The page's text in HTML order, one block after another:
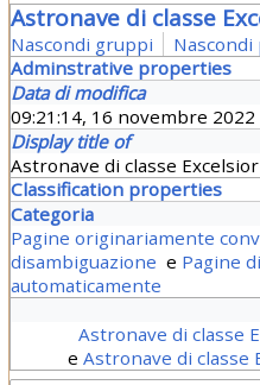
Astronave di classe
Nascondi gruppi
Adminstrative properties
Data di modifica
09:21:14, 16 novembre 2022
Display title of
Astronave di classe
Classification properties
Categoria
Pagine originariamente
disambiguazione e Pagine
automaticamente
Astronave di classe
eAstronave di classe